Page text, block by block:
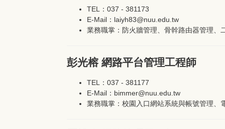
TEL：037 - 381173
E-Mail：laiyh83@nuu.edu.tw
業務職掌：防火牆管理、骨幹路由器管理、
彭光榕 網路平台管理工程師
TEL：037 - 381177
E-Mail：bimmer@nuu.edu.tw
業務職掌：校園入口網站系統與帳號管理、